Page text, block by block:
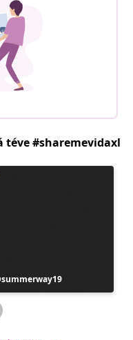
téve #sharemevidaxl
Bejegyzés
közzétevője
summerway19